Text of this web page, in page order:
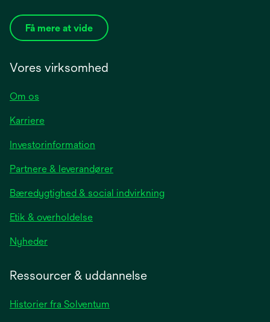
Få mere at vide
Vores virksomhed
Om os
Karriere
Investorinformation
a
new
Partnere & leverandører
Bæredygtighed & social indvirkning
Etik & overholdelse
Nyhederopens
tab
Ressourcer & uddannelse
Historier fra Solventum